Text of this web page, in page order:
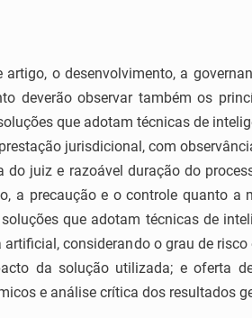
o desenvolvimento, a
deverão observar também os
que adotam técnicas de
jurisdicional, com
juiz e razoável duração do
a precaução e o controle quanto
que adotam técnicas de
considerando o grau de
da solução utilizada; e oferta
e análise crítica dos resultados